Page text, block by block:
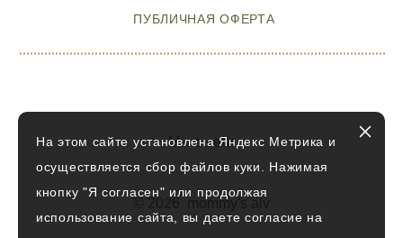
ПУБЛИЧНАЯ ОФЕРТА
Мы в сети
© 2026 mommy's alv
На этом сайте установлена Яндекс Метрика и
осуществляется сбор файлов куки. Нажимая
кнопку "Я согласен" или продолжая
использование сайта, вы даете согласие на